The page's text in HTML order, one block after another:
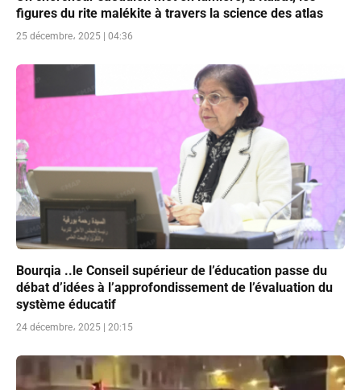
figures du rite malékite à travers la science des atlas
25 décembre، 2025 | 04:36
Bourqia ..le Conseil supérieur de l’éducation passe du
débat d’idées à l’approfondissement de l’évaluation du
système éducatif
24 décembre، 2025 | 20:15